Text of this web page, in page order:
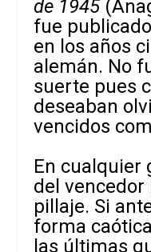
de 1945
fue
en los años
alemán. No
suerte pues
deseaban
vencidos
En cualquier
del vencedor
pillaje. Si
forma
las últimas